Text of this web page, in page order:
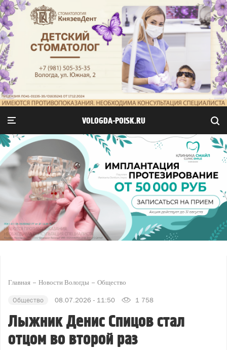
VOLOGDA-POISK.RU
Главная Новости Вологды Общество
Общество 08.07.2026 - 11:50 1 758
Лыжник Денис Спицов стал
отцом во второй раз